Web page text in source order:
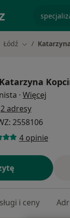
Łódź Zmień miasto
Katarzyna
· Więcej
2 adresy
2558106
4 opinie
i ceny